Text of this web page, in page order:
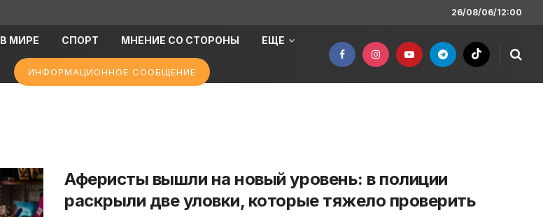
26/08/06/12:00
В МИРЕ СПОРТ МНЕНИЕ СО СТОРОНЫ ЕЩЕ
ИНФОРМАЦИОННОЕ СООБЩЕНИЕ
Аферисты вышли на новый уровень: в полиции
раскрыли две уловки, которые тяжело проверить